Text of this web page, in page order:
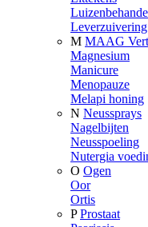
Leverzuivering
M MAAG
Magnesium
Manicure
Menopauze
Melapi honing
N Neussprays
Nagelbijten
Neusspoeling
Nutergia
O Ogen
Oor
Ortis
P Prostaat